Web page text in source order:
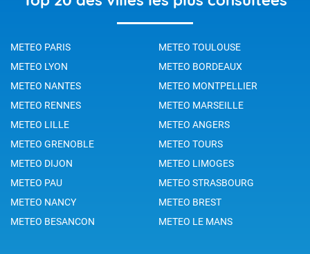
METEO PARIS
METEO TOULOUSE
METEO LYON
METEO BORDEAUX
METEO NANTES
METEO MONTPELLIER
METEO RENNES
METEO MARSEILLE
METEO LILLE
METEO ANGERS
METEO GRENOBLE
METEO TOURS
METEO DIJON
METEO LIMOGES
METEO PAU
METEO STRASBOURG
METEO NANCY
METEO BREST
METEO BESANCON
METEO LE MANS